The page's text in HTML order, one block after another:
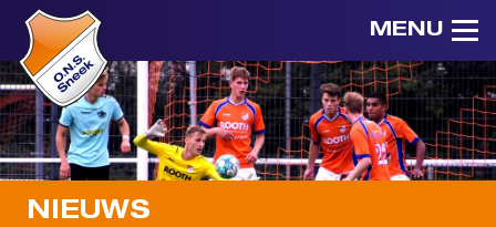
MENU
NIEUWS